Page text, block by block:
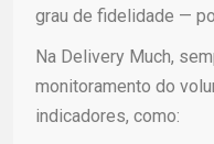
grau de fidelidade —
Na Delivery Much,
monitoramento do
indicadores, como: